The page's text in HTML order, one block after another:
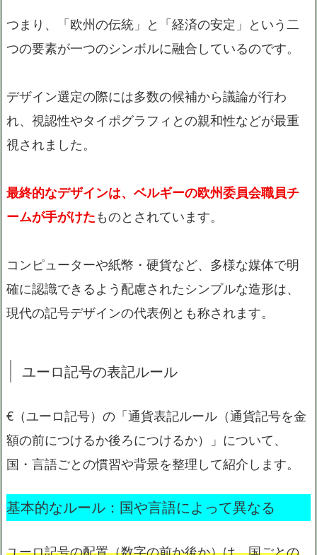
つまり、「欧州の伝統」と「経済の安定」という二
つの要素が一つのシンボルに融合しているのです。
デザイン選定の際には多数の候補から議論が行わ
れ、視認性やタイポグラフィとの親和性などが最重
視されました。
最終的なデザインは、ベルギーの欧州委員会職員チ
ームが手がけたものとされています。
コンピューターや紙幣・硬貨など、多様な媒体で明
確に認識できるよう配慮されたシンプルな造形は、
現代の記号デザインの代表例とも称されます。
ユーロ記号の表記ルール
€（ユーロ記号）の「通貨表記ルール（通貨記号を金
額の前につけるか後ろにつけるか）」について、
国・言語ごとの慣習や背景を整理して紹介します。
基本的なルール：国や言語によって異なる
ユーロ記号の配置（数字の前か後か）は、国ごとの